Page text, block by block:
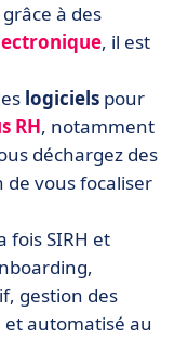
à des
, il est
logiciels pour
RH, notamment
déchargez des
vous focaliser
fois SIRH et
gestion des
automatisé au